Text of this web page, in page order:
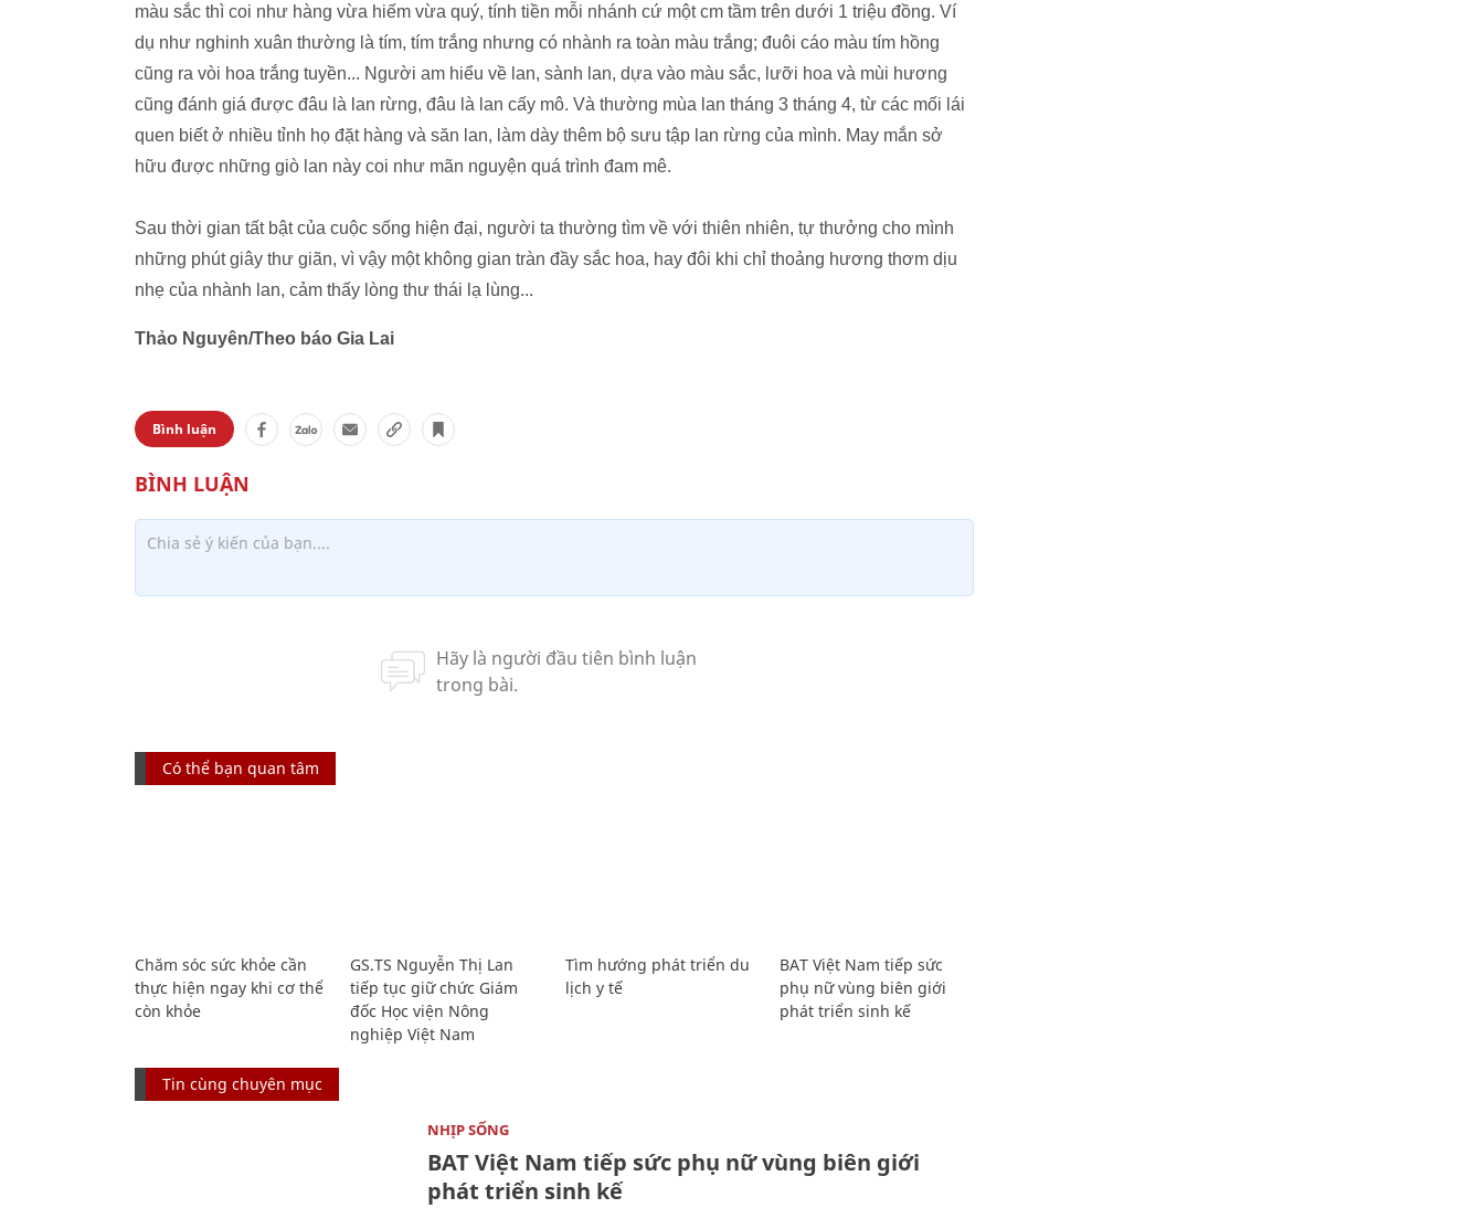
màu sắc thì coi như hàng vừa hiếm vừa quý, tính tiền mỗi nhánh cứ một cm tầm trên dưới 1 triệu đồng. Ví
dụ như nghinh xuân thường là tím, tím trắng nhưng có nhành ra toàn màu trắng; đuôi cáo màu tím hồng
cũng ra vòi hoa trắng tuyền... Người am hiểu về lan, sành lan, dựa vào màu sắc, lưỡi hoa và mùi hương
cũng đánh giá được đâu là lan rừng, đâu là lan cấy mô. Và thường mùa lan tháng 3 tháng 4, từ các mối lái
quen biết ở nhiều tỉnh họ đặt hàng và săn lan, làm dày thêm bộ sưu tập lan rừng của mình. May mắn sở
hữu được những giò lan này coi như mãn nguyện quá trình đam mê.
Sau thời gian tất bật của cuộc sống hiện đại, người ta thường tìm về với thiên nhiên, tự thưởng cho mình
những phút giây thư giãn, vì vậy một không gian tràn đầy sắc hoa, hay đôi khi chỉ thoảng hương thơm dịu
nhẹ của nhành lan, cảm thấy lòng thư thái lạ lùng...
Thảo Nguyên/Theo báo Gia Lai
Bình luận
Có thể bạn quan tâm
Chăm sóc sức khỏe cần
thực hiện ngay khi cơ thể
còn khỏe
GS.TS Nguyễn Thị Lan
tiếp tục giữ chức Giám
đốc Học viện Nông
nghiệp Việt Nam
Tìm hướng phát triển du
lịch y tế
BAT Việt Nam tiếp sức
phụ nữ vùng biên giới
phát triển sinh kế
Tin cùng chuyên mục
NHỊP SỐNG
BAT Việt Nam tiếp sức phụ nữ vùng biên giới
phát triển sinh kế